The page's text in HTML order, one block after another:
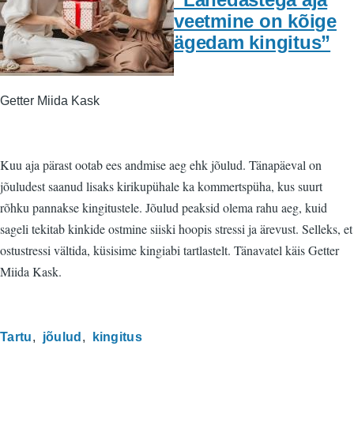
veetmine on kõige
ägedam kingitus”
Getter Miida Kask
Kuu aja pärast ootab ees andmise aeg ehk jõulud. Tänapäeval on
jõuludest saanud lisaks kirikupühale ka kommertspüha, kus suurt
rõhku pannakse kingitustele. Jõulud peaksid olema rahu aeg, kuid
sageli tekitab kinkide ostmine siiski hoopis stressi ja ärevust. Selleks, et
ostustressi vältida, küsisime kingiabi tartlastelt. Tänavatel käis Getter
Miida Kask.
Tartu jõulud kingitus